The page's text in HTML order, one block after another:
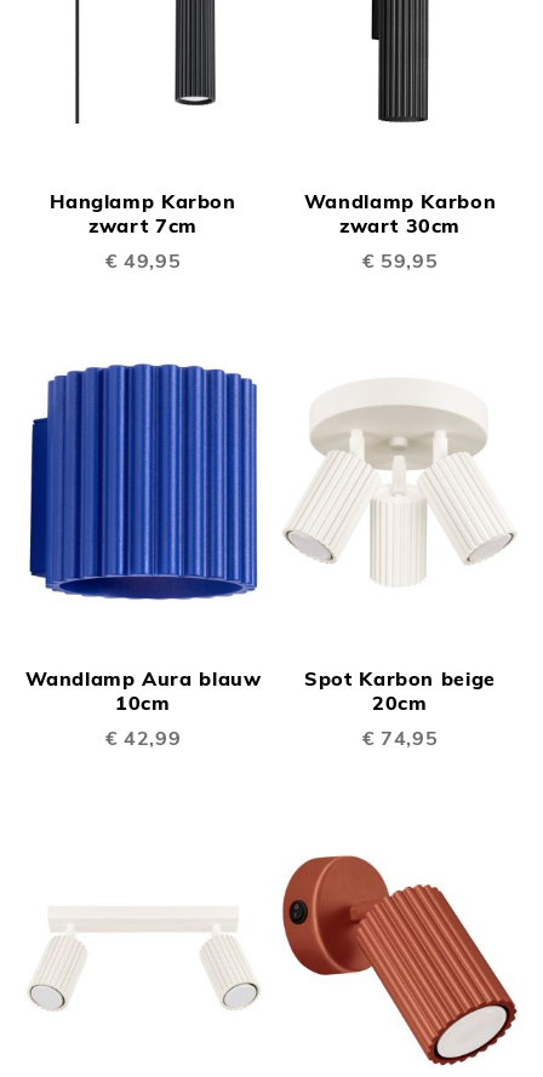
Hanglamp Karbon
zwart 7cm
€ 49,95
Wandlamp Karbon
zwart 30cm
€ 59,95
Wandlamp Aura blauw
10cm
€ 42,99
Spot Karbon beige
20cm
€ 74,95